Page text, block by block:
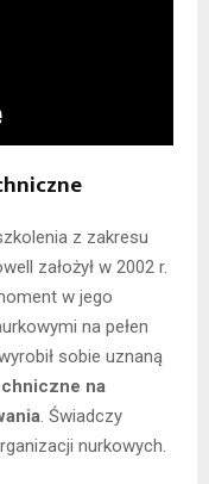
z zakresu
założył w 2002 r.
w jego
na pełen
sobie uznaną
na
. Świadczy
nurkowych.